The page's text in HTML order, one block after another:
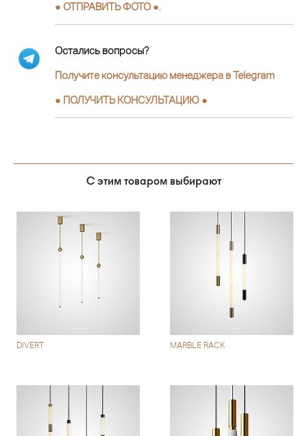
● ОТПРАВИТЬ ФОТО ●
Остались вопросы?
Получите консультацию менеджера в Telegram
● ПОЛУЧИТЬ КОНСУЛЬТАЦИЮ ●
С этим товаром выбирают
DIVERT MARBLE RACK